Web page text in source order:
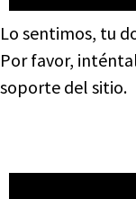
Lo sentimos, tu
Por favor,
soporte del sitio.